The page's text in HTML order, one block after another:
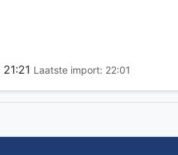
21:21 Laatste import: 22:01